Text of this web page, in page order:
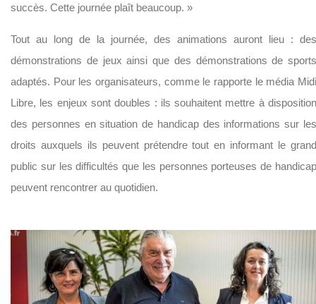
succès. Cette journée plaît beaucoup. »
Tout au long de la journée, des animations auront lieu : des
démonstrations de jeux ainsi que des démonstrations de sports
adaptés. Pour les organisateurs, comme le rapporte le média Midi
Libre, les enjeux sont doubles : ils souhaitent mettre à disposition
des personnes en situation de handicap des informations sur les
droits auxquels ils peuvent prétendre tout en informant le grand
public sur les difficultés que les personnes porteuses de handicap
peuvent rencontrer au quotidien.